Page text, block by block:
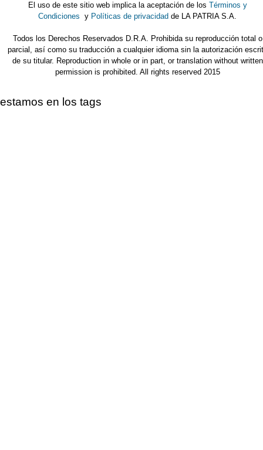
El uso de este sitio web implica la aceptación de los Términos y
Condiciones y Políticas de privacidad de LA PATRIA S.A.
Todos los Derechos Reservados D.R.A. Prohibida su reproducción total o
parcial, así como su traducción a cualquier idioma sin la autorización
de su titular. Reproduction in whole or in part, or translation without written
permission is prohibited. All rights reserved 2015
estamos en los tags